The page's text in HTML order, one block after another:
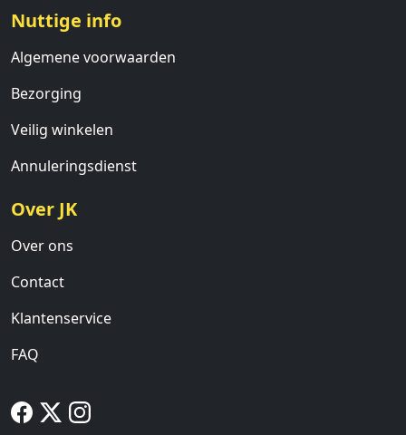
Nuttige info
Algemene voorwaarden
Bezorging
Veilig winkelen
Annuleringsdienst
Over JK
Over ons
Contact
Klantenservice
FAQ